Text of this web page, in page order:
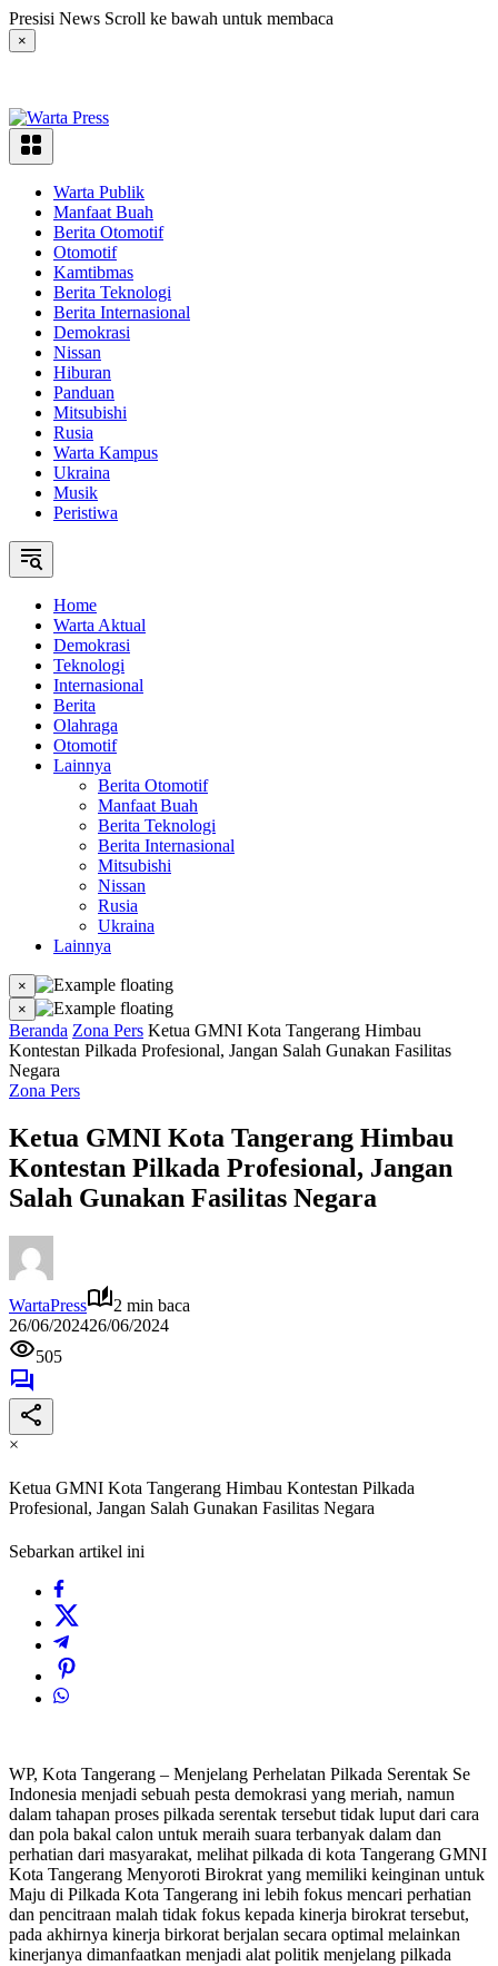
Langsung
ke
konten
Presisi News Scroll ke bawah untuk membaca
×
Warta Publik
Manfaat Buah
Berita Otomotif
Otomotif
Kamtibmas
Berita Teknologi
Berita Internasional
Demokrasi
Nissan
Hiburan
Panduan
Mitsubishi
Rusia
Warta Kampus
Ukraina
Musik
Peristiwa
Home
Warta Aktual
Demokrasi
Teknologi
Internasional
Berita
Olahraga
Otomotif
Lainnya
Berita Otomotif
Manfaat Buah
Berita Teknologi
Berita Internasional
Mitsubishi
Nissan
Rusia
Ukraina
Lainnya
×
×
Beranda Zona Pers Ketua GMNI Kota Tangerang Himbau
Kontestan Pilkada Profesional, Jangan Salah Gunakan Fasilitas
Negara
Zona Pers
Ketua GMNI Kota Tangerang Himbau
Kontestan Pilkada Profesional, Jangan
Salah Gunakan Fasilitas Negara
WartaPress
2 min baca
26/06/202426/06/2024
505
×
Ketua GMNI Kota Tangerang Himbau Kontestan Pilkada
Profesional, Jangan Salah Gunakan Fasilitas Negara
Sebarkan artikel ini
WP, Kota Tangerang – Menjelang Perhelatan Pilkada Serentak Se
Indonesia menjadi sebuah pesta demokrasi yang meriah, namun
dalam tahapan proses pilkada serentak tersebut tidak luput dari cara
dan pola bakal calon untuk meraih suara terbanyak dalam dan
perhatian dari masyarakat, melihat pilkada di kota Tangerang GMNI
Kota Tangerang Menyoroti Birokrat yang memiliki keinginan untuk
Maju di Pilkada Kota Tangerang ini lebih fokus mencari perhatian
dan pencitraan malah tidak fokus kepada kinerja birokrat tersebut,
pada akhirnya kinerja birkorat berjalan secara optimal melainkan
kinerjanya dimanfaatkan menjadi alat politik menjelang pilkada